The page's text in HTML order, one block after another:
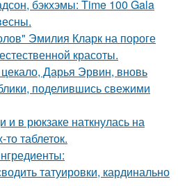
бэкхэмы: Time 100 Gala
Эмилия Кларк на пороге
красоты.
Дарья Эрвин, вновь
поделившись свежими
в рюкзаке наткнулась на
то таблеток.
татуировки, кардинально